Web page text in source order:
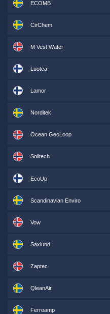
ECOMB
CirChem
M Vest Water
Luotea
Lamor
Norditek
Ocean GeoLoop
Soiltech
EcoUp
Scandinavian Enviro
Vow
Saxlund
Zaptec
QleanAir
Ferroamp